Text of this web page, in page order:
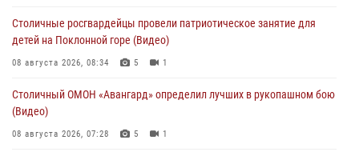
Столичные росгвардейцы провели патриотическое занятие для
детей на Поклонной горе (Видео)
08 августа 2026, 08:34 5 1
Столичный ОМОН «Авангард» определил лучших в рукопашном бою
(Видео)
08 августа 2026, 07:28 5 1